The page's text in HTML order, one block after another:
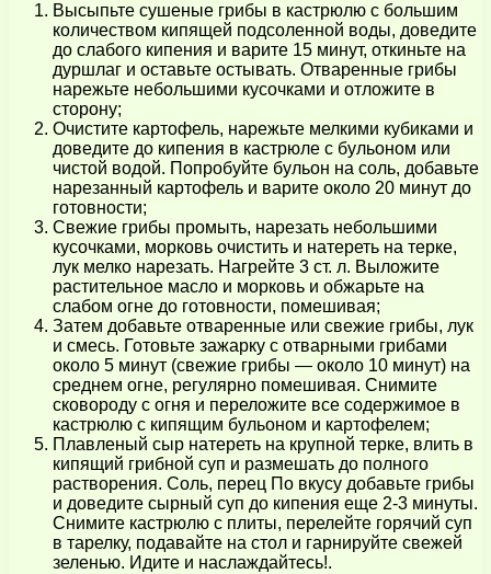
Высыпьте сушеные грибы в кастрюлю с большим
количеством кипящей подсоленной воды, доведите
до слабого кипения и варите 15 минут, откиньте на
дуршлаг и оставьте остывать. Отваренные грибы
нарежьте небольшими кусочками и отложите в
сторону;
Очистите картофель, нарежьте мелкими кубиками и
доведите до кипения в кастрюле с бульоном или
чистой водой. Попробуйте бульон на соль, добавьте
нарезанный картофель и варите около 20 минут до
готовности;
Свежие грибы промыть, нарезать небольшими
кусочками, морковь очистить и натереть на терке,
лук мелко нарезать. Нагрейте 3 ст. л. Выложите
растительное масло и морковь и обжарьте на
слабом огне до готовности, помешивая;
Затем добавьте отваренные или свежие грибы, лук
и смесь. Готовьте зажарку с отварными грибами
около 5 минут (свежие грибы — около 10 минут) на
среднем огне, регулярно помешивая. Снимите
сковороду с огня и переложите все содержимое в
кастрюлю с кипящим бульоном и картофелем;
Плавленый сыр натереть на крупной терке, влить в
кипящий грибной суп и размешать до полного
растворения. Соль, перец По вкусу добавьте грибы
и доведите сырный суп до кипения еще 2-3 минуты.
Снимите кастрюлю с плиты, перелейте горячий суп
в тарелку, подавайте на стол и гарнируйте свежей
зеленью. Идите и наслаждайтесь!.